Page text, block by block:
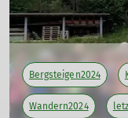
Bergsteigen2024
Wandern2024